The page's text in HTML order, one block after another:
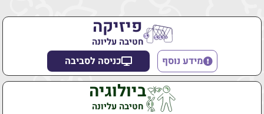
פיזיקה
חטיבה עליונה
מידע נוסף כניסה לסביבה
ביולוגיה
חטיבה עליונה